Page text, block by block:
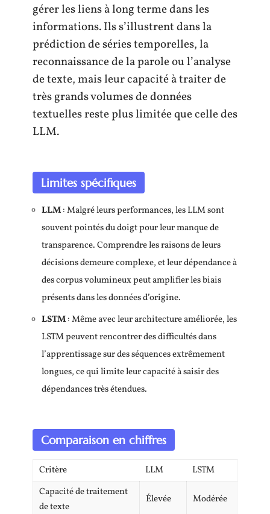
gérer les liens à long terme dans les
informations. Ils s’illustrent dans la
prédiction de séries temporelles, la
reconnaissance de la parole ou l’analyse
de texte, mais leur capacité à traiter de
très grands volumes de données
textuelles reste plus limitée que celle des
LLM.
Limites spécifiques
LLM: Malgré leurs performances, les LLM sont
souvent pointés du doigt pour leur manque de
transparence. Comprendre les raisons de leurs
décisions demeure complexe, et leur dépendance à
des corpus volumineux peut amplifier les biais
présents dans les données d’origine.
LSTM: Même avec leur architecture améliorée, les
LSTM peuvent rencontrer des difficultés dans
l’apprentissage sur des séquences extrêmement
longues, ce qui limite leur capacité à saisir des
dépendances très étendues.
Comparaison en chiffres
Critère LLM
LSTM
Capacité de traitement
de texte
Élevée Modérée